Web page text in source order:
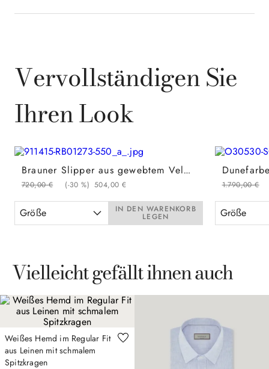
Vervollständigen Sie
Ihren Look
Brauner Slipper aus gewebtem Veloursleder mit Sohle aus Leder und Gummi
720,00 € (-30 %) 504,00 €
Größe IN DEN WARENKORB
LEGEN
1.790,00 €
Größe
Vielleicht gefällt ihnen auch
Weißes Hemd im Regular Fit
aus Leinen mit schmalem
Spitzkragen